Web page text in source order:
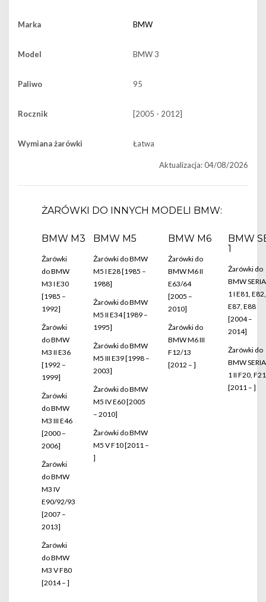
Marka BMW
Model BMW 3
Paliwo 95
Rocznik [2005 - 2012]
Wymiana żarówki Łatwa
Aktualizacja: 04/08/2026
ŻARÓWKI DO INNYCH MODELI BMW:
BMW M3
Żarówki
do BMW
M3 I E30
[1985 –
1992]
Żarówki
do BMW
M3 II E36
[1992 –
1999]
Żarówki
do BMW
M3 III E46
[2000 –
2006]
Żarówki
do BMW
M3 IV
E90/92/93
[2007 –
2013]
Żarówki
do BMW
M3 V F80
[2014 – ]
BMW M5
Żarówki do BMW
M5 I E28 [1985 –
1988]
Żarówki do BMW
M5 II E34 [1989 –
1995]
Żarówki do BMW
M5 III E39 [1998 –
2003]
Żarówki do BMW
M5 IV E60 [2005
– 2010]
Żarówki do BMW
M5 V F10 [2011 –
]
BMW M6
Żarówki do
BMW M6 II
E63/64
[2005 –
2010]
Żarówki do
BMW M6 III
F12/13
[2012 – ]
BMW
1
Żarówki do
BMW SERIA
1 I E81, E82,
E87, E88
[2004 –
2014]
Żarówki do
BMW SERIA
1 II F20, F21
[2011 – ]